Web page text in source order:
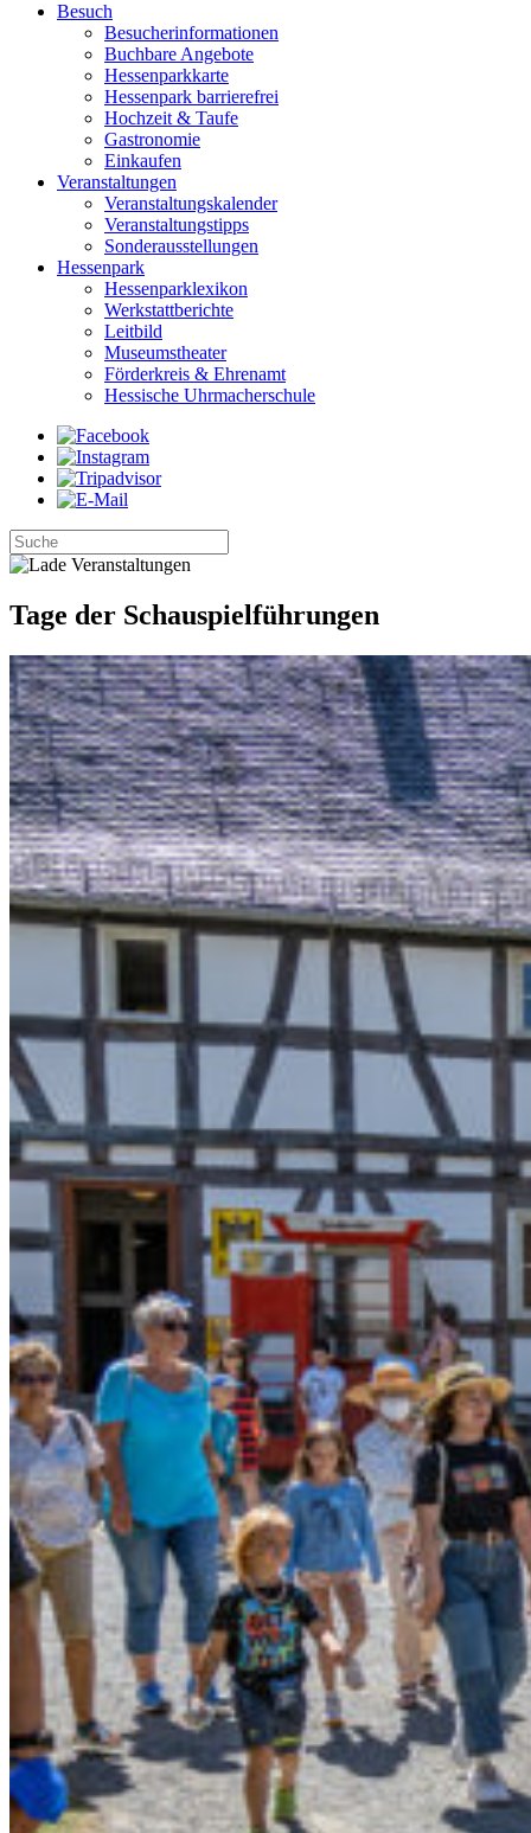
Besuch
Besucherinformationen
Buchbare Angebote
Hessenparkkarte
Hessenpark barrierefrei
Hochzeit & Taufe
Gastronomie
Einkaufen
Veranstaltungen
Veranstaltungskalender
Veranstaltungstipps
Sonderausstellungen
Hessenpark
Hessenparklexikon
Werkstattberichte
Leitbild
Museumstheater
Förderkreis & Ehrenamt
Hessische Uhrmacherschule
Tage der Schauspielführungen